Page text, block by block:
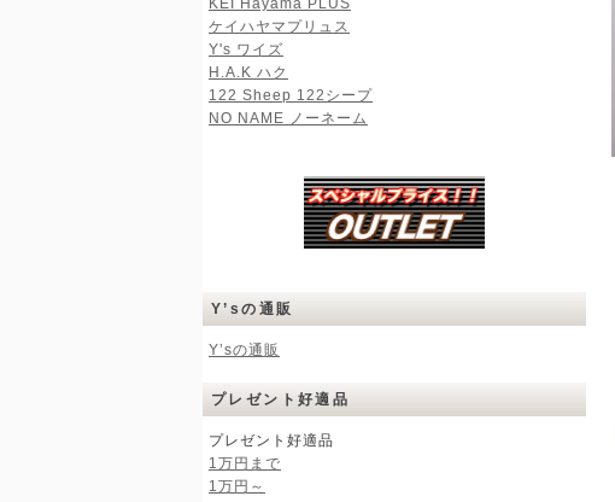
KEI Hayama PLUS
ケイハヤマプリュス
Y's ワイズ
H.A.K ハク
122 Sheep 122シープ
NO NAME ノーネーム
Y’sの通販
Y’sの通販
プレゼント好適品
プレゼント好適品
1万円まで
1万円～